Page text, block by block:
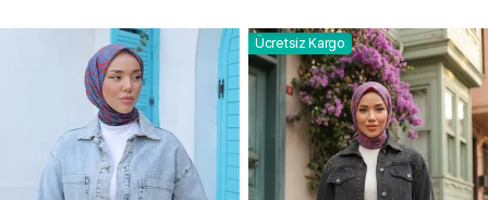
Ücretsiz Kargo